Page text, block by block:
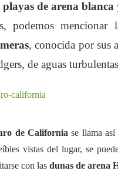
playas de arena blanca
podemos
, conocida por sus
de aguas
de California se llama
vistas del lugar, se
con las dunas de arena